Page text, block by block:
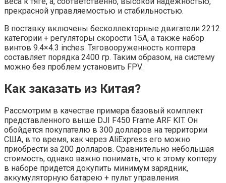
прекрасной управляемостью и стабильностью.
В поставку включены бесколлекторные двигатели 2212
категории + регуляторы скорости 15А, а также набор
винтов 9.4×4.3 inches. Тяговооруженность коптера
составляет порядка 2400 гр. Таким образом, на систему
можно без проблем установить FPV.
Как заказать из Китая?
Рассмотрим в качестве примера базовый комплект
представленного выше DJI F450 Frame ARF KIT. Он
обойдется покупателю в 300 долларов на территории
США, в то время, как через AliExpress его можно
приобрести за 200 долларов. Сравнительно небольшая
стоимость, однако важно понимать, что к этому коптеру
в наборе придется докупить минимум зарядник,
аккумуляторную батарею + пульт управления.